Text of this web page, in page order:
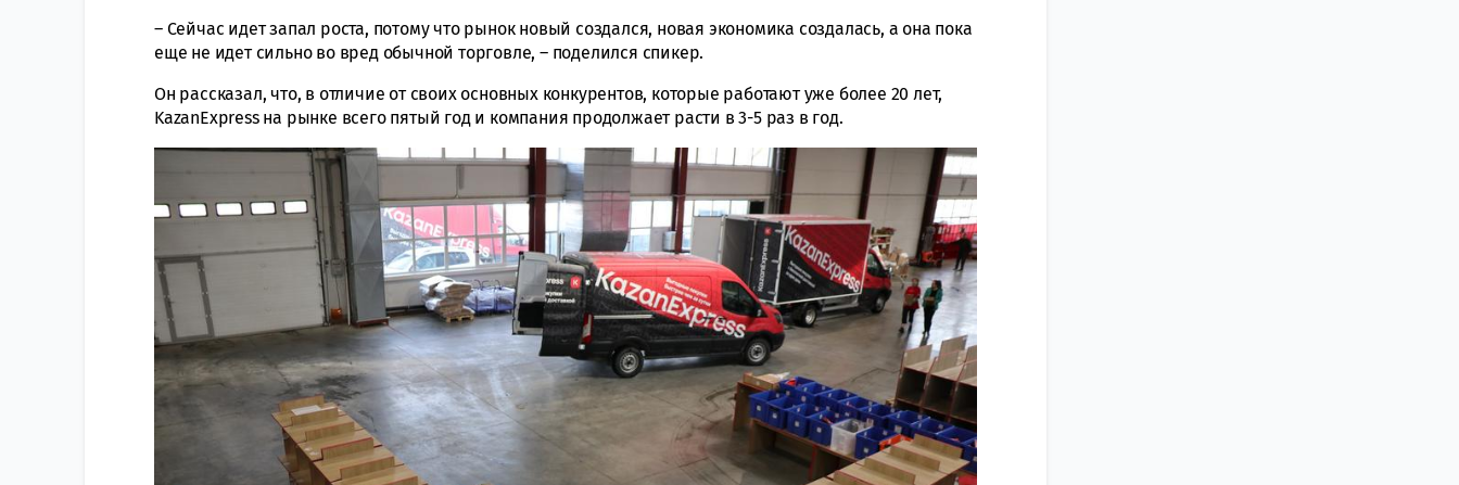
– Сейчас идет запал роста, потому что рынок новый создался, новая экономика создалась, а она пока
еще не идет сильно во вред обычной торговле, – поделился спикер.
Он рассказал, что, в отличие от своих основных конкурентов, которые работают уже более 20 лет,
KazanExpress на рынке всего пятый год и компания продолжает расти в 3-5 раз в год.